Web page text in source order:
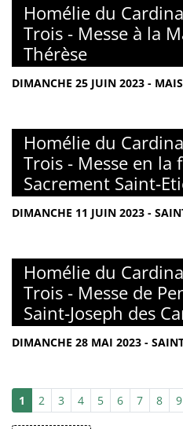
Homélie du
Trois - Messe à la
Thérèse
DIMANCHE 25 JUIN 2023 -
Homélie du
Trois - Messe en la
Sacrement Saint-
DIMANCHE 11 JUIN 2023 -
Homélie du
Trois - Messe de
Saint-Joseph des
DIMANCHE 28 MAI 2023 -
1 2 3 4 5 6 7 8 9